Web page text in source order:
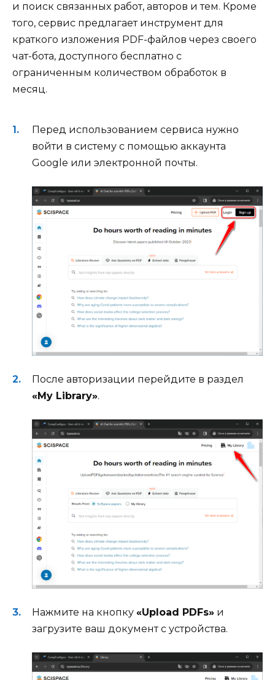
и поиск связанных работ, авторов и тем. Кроме
того, сервис предлагает инструмент для
краткого изложения PDF-файлов через своего
чат-бота, доступного бесплатно с
ограниченным количеством обработок в
месяц.
Перед использованием сервиса нужно
войти в систему с помощью аккаунта
Google или электронной почты.
После авторизации перейдите в раздел
«My Library».
Нажмите на кнопку «Upload PDFs» и
загрузите ваш документ с устройства.